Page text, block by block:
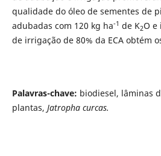
qualidade do óleo de sementes de
adubadas com 120 kg ha-1 de K2O e
de irrigação de 80% da ECA obtém
Palavras-chave: biodiesel, lâminas
plantas, Jatropha curcas.